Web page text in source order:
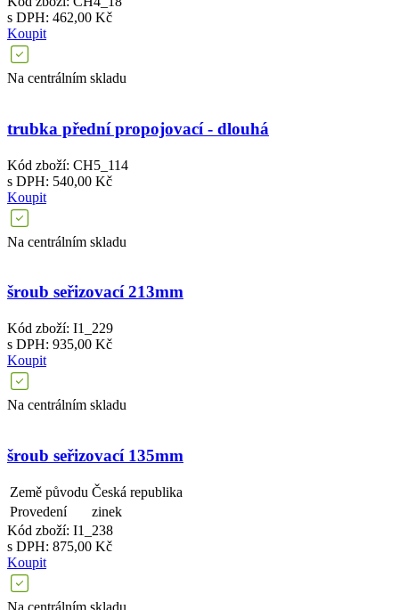
s DPH: 462,00 Kč
Koupit
Na centrálním skladu
trubka přední propojovací - dlouhá
Kód zboží: CH5_114
s DPH: 540,00 Kč
Koupit
Na centrálním skladu
šroub seřizovací 213mm
Kód zboží: I1_229
s DPH: 935,00 Kč
Koupit
Na centrálním skladu
šroub seřizovací 135mm
Země původu Česká republika
Provedení
zinek
Kód zboží: I1_238
s DPH: 875,00 Kč
Koupit